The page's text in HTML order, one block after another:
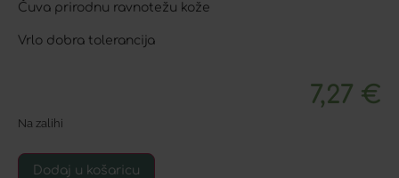
Čuva prirodnu ravnotežu kože
Vrlo dobra tolerancija
7,27 €
Na zalihi
Dodaj u košaricu